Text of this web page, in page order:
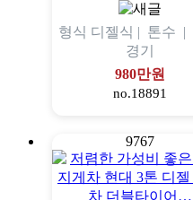
형식 디젤식 | 톤수 |
경기
980만원
no.18891
9767